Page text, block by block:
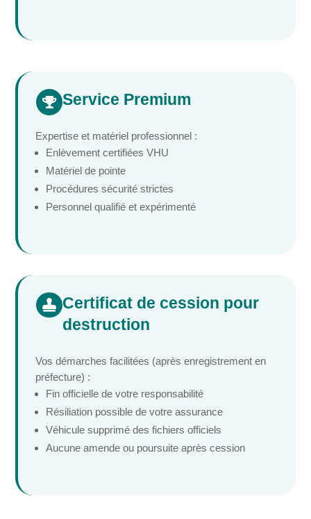
 Service Premium
Expertise et matériel professionnel :
Enlèvement certifiées VHU
Matériel de pointe
Procédures sécurité strictes
Personnel qualifié et expérimenté
 Certificat de cession pour
destruction
Vos démarches facilitées (après enregistrement en
préfecture) :
Fin officielle de votre responsabilité
Résiliation possible de votre assurance
Véhicule supprimé des fichiers officiels
Aucune amende ou poursuite après cession